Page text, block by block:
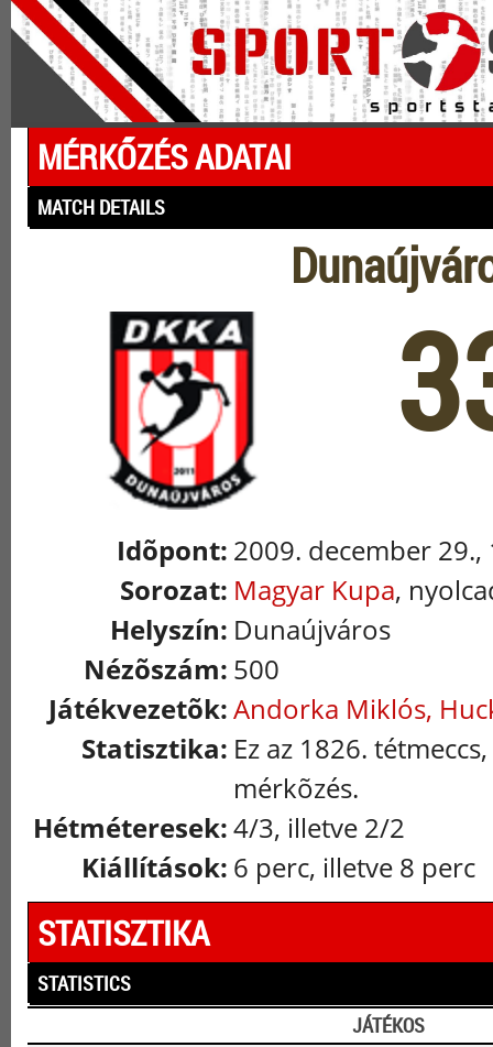
MÉRKŐZÉS ADATAI
MATCH DETAILS
Idõpont: 2009. december 29.,
Sorozat: Magyar Kupa,
Helyszín: Dunaújváros
Nézõszám: 500
Játékvezetõk:Andorka Miklós,
Statisztika: Ez az 1826.
mérkõzés.
Hétméteresek:4/3, illetve 2/2
Kiállítások: 6 perc, illetve 8 perc
STATISZTIKA
STATISTICS
JÁTÉKOS